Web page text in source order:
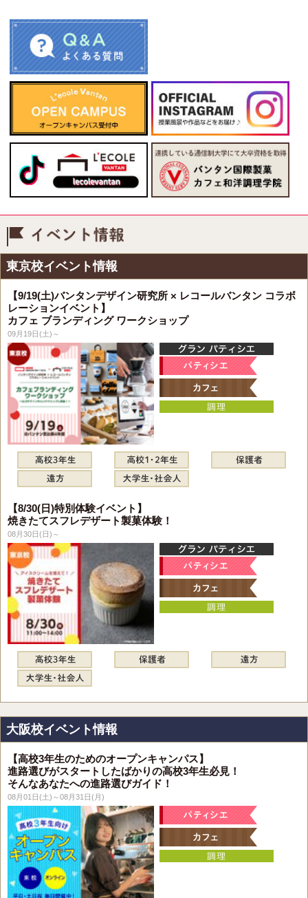
東京校イベント情報
【9/19(土)バンタンデザイン研究所 × レコールバンタン コラボ
レーションイベント】
カフェ ブランディング ワークショップ
09月19日(土)～
【8/30(日)特別体験イベント】
焼きたてスフレデザート製菓体験！
08月30日(日)～
大阪校イベント情報
【高校3年生のためのオープンキャンパス】
進路選びがスタートしたばかりの高校3年生必見！
そんなあなたへの進路選びガイド！
08月01日(土)～08月31日(月)